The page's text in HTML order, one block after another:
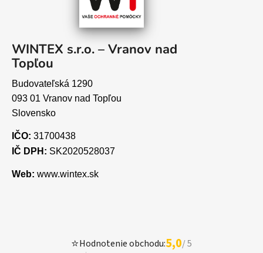
WINTEX s.r.o. – Vranov nad
Topľou
Budovateľská 1290
093 01 Vranov nad Topľou
Slovensko
IČO: 31700438
IČ DPH: SK2020528037
Web: www.wintex.sk
⭐Hodnotenie obchodu:5,0/ 5